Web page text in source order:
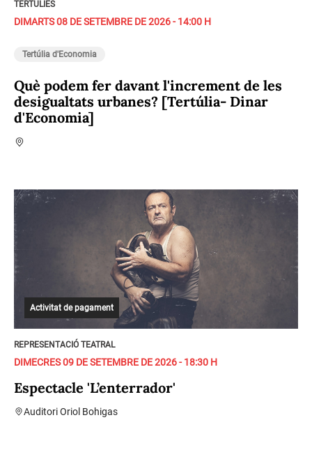
TERTÚLIES
DIMARTS 08 DE SETEMBRE DE 2026 - 14:00 H
Tertúlia d'Economia
Què podem fer davant l'increment de les
desigualtats urbanes? [Tertúlia- Dinar
d'Economia]
Activitat de pagament
REPRESENTACIÓ TEATRAL
DIMECRES 09 DE SETEMBRE DE 2026 - 18:30 H
Espectacle 'L’enterrador'
Auditori Oriol Bohigas